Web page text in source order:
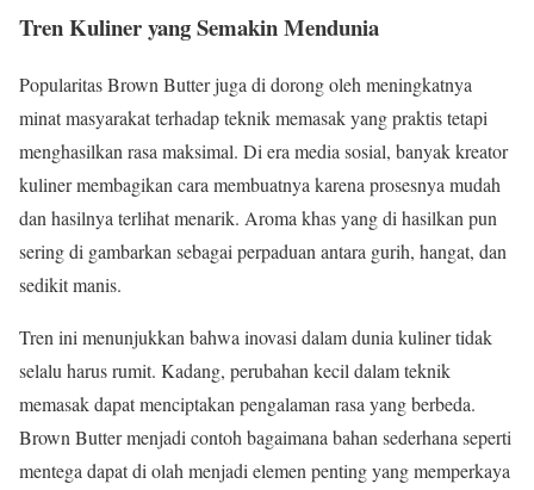
Tren Kuliner yang Semakin Mendunia
Popularitas Brown Butter juga di dorong oleh meningkatnya
minat masyarakat terhadap teknik memasak yang praktis tetapi
menghasilkan rasa maksimal. Di era media sosial, banyak kreator
kuliner membagikan cara membuatnya karena prosesnya mudah
dan hasilnya terlihat menarik. Aroma khas yang di hasilkan pun
sering di gambarkan sebagai perpaduan antara gurih, hangat, dan
sedikit manis.
Tren ini menunjukkan bahwa inovasi dalam dunia kuliner tidak
selalu harus rumit. Kadang, perubahan kecil dalam teknik
memasak dapat menciptakan pengalaman rasa yang berbeda.
Brown Butter menjadi contoh bagaimana bahan sederhana seperti
mentega dapat di olah menjadi elemen penting yang memperkaya